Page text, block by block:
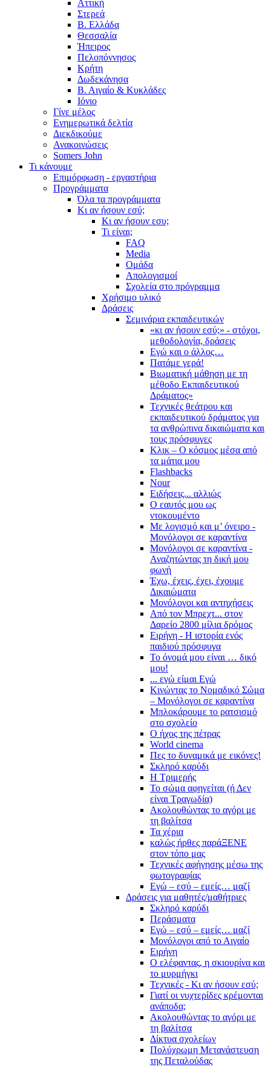
Αττική
Στερεά
Β. Ελλάδα
Θεσσαλία
Ήπειρος
Πελοπόννησος
Κρήτη
Δωδεκάνησα
Β. Αιγαίο & Κυκλάδες
Ιόνιο
Γίνε μέλος
Ενημερωτικά δελτία
Διεκδικούμε
Ανακοινώσεις
Somers John
Τι κάνουμε
Επιμόρφωση - εργαστήρια
Προγράμματα
Όλα τα προγράμματα
Κι αν ήσουν εσύ;
Κι αν ήσουν εσυ;
Τι είναι;
FAQ
Media
Ομάδα
Απολογισμοί
Σχολεία στο πρόγραμμα
Χρήσιμο υλικό
Δράσεις
Σεμινάρια εκπαιδευτικών
«κι αν ήσουν εσύ;» - στόχοι,
μεθοδολογία, δράσεις
Εγώ και ο άλλος…
Πατάμε γερά!
Βιωματική μάθηση με τη
μέθοδο Εκπαιδευτικού
Δράματος»
Τεχνικές θεάτρου και
εκπαιδευτικού δράματος για
τα ανθρώπινα δικαιώματα και
τους πρόσφυγες
Κλικ – Ο κόσμος μέσα από
τα μάτια μου
Flashbacks
Nour
Ειδήσεις... αλλιώς
Ο εαυτός μου ως
ντοκουμέντο
Με λογισμό και μ’ όνειρο -
Μονόλογοι σε καραντίνα
Μονόλογοι σε καραντίνα -
Αναζητώντας τη δική μου
φωνή
Έχω, έχεις, έχει, έχουμε
Δικαιώματα
Μονόλογοι και αντηχήσεις
Από τον Μπρεχτ... στον
Δαρείο 2800 μίλια δρόμος
Ειρήνη - Η ιστορία ενός
παιδιού πρόσφυγα
Το όνομά μου είναι … δικό
μου!
... εγώ είμαι Εγώ
Κινώντας το Νομαδικό Σώμα
– Μονόλογοι σε καραντίνα
Μπλοκάρουμε το ρατσισμό
στο σχολείο
Ο ήχος της πέτρας
World cinema
Πες το δυναμικά με εικόνες!
Σκληρό καρύδι
Η Τριμερής
Το σώμα αφηγείται (ή Δεν
είναι Τραγωδία)
Ακολουθώντας το αγόρι με
τη βαλίτσα
Τα χέρια
καλώς ήρθες παράΞΕΝΕ
στον τόπο μας
Τεχνικές αφήγησης μέσω της
φωτογραφίας
Εγώ – εσύ – εμείς… μαζί
Δράσεις για μαθητές/μαθήτριες
Σκληρό καρύδι
Περάσματα
Εγώ – εσύ – εμείς… μαζί
Μονόλογοι από το Αιγαίο
Ειρήνη
Ο ελέφαντας, η σκιουρίνα και
το μυρμήγκι
Τεχνικές - Κι αν ήσουν εσύ;
Γιατί οι νυχτερίδες κρέμονται
ανάποδα;
Ακολουθώντας το αγόρι με
τη βαλίτσα
Δίκτυα σχολείων
Πολύχρωμη Μετανάστευση
της Πεταλούδας